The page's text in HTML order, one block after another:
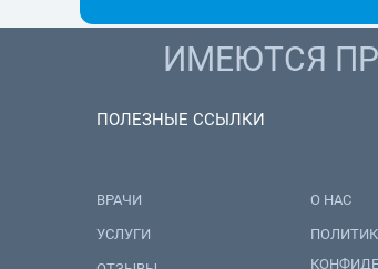
ИМЕЮТСЯ
ПОЛЕЗНЫЕ ССЫЛКИ
ВРАЧИ
УСЛУГИ
О НАС